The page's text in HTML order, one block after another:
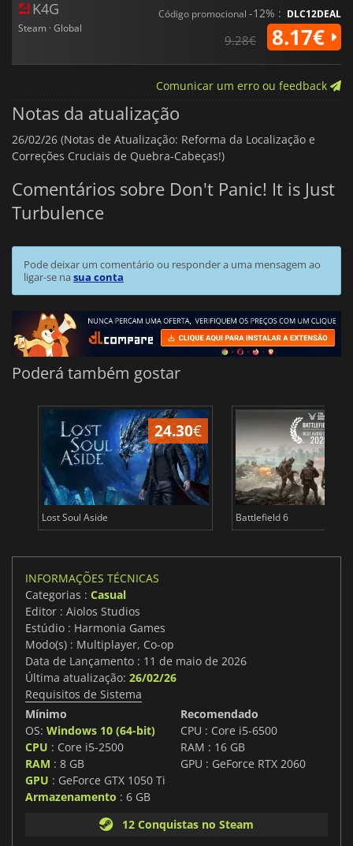
K4G
Steam · Global
Código promocional -12% : DLC12DEAL
9.28€ 8.17€
Comunicar um erro ou feedback
Notas da atualização
26/02/26 (Notas de Atualização: Reforma da Localização e
Correções Cruciais de Quebra-Cabeças!)
Comentários sobre Don't Panic! It is Just
Turbulence
Pode deixar um comentário ou responder a uma mensagem ao
ligar-se nasua conta
Poderá também gostar
24.30€
Lost Soul Aside Battlefield 6
INFORMAÇÕES TÉCNICAS
Categorias : Casual
Editor : Aiolos Studios
Estúdio : Harmonia Games
Modo(s) : Multiplayer, Co-op
Data de Lançamento : 11 de maio de 2026
Última atualização: 26/02/26
Requisitos de Sistema
Mínimo
OS: Windows 10 (64-bit)
CPU : Core i5-2500
RAM : 8 GB
GPU : GeForce GTX 1050 Ti
Armazenamento : 6 GB
Recomendado
CPU : Core i5-6500
RAM : 16 GB
GPU : GeForce RTX 2060
12 Conquistas no Steam